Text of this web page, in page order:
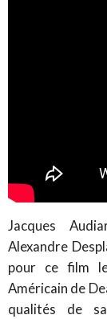
Jacques
Alexandre
pour ce film
Américain de
qualités de